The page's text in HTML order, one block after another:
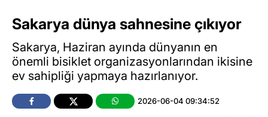
Sakarya dünya sahnesine çıkıyor
Sakarya, Haziran ayında dünyanın en
önemli bisiklet organizasyonlarından ikisine
ev sahipliği yapmaya hazırlanıyor.
2026-06-04 09:34:52